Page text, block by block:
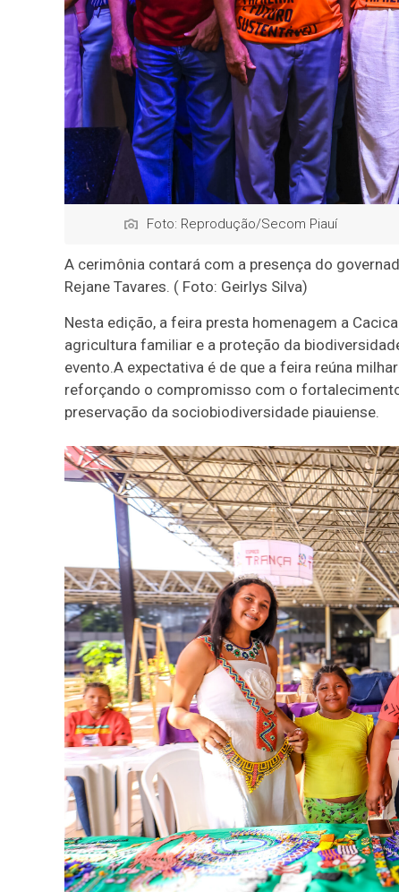
Foto: Reprodução/Secom Piauí
A cerimônia contará com a presença do
Rejane Tavares. ( Foto: Geirlys Silva)
Nesta edição, a feira presta homenagem a
agricultura familiar e a proteção da
evento.A expectativa é de que a feira reúna
reforçando o compromisso com o
preservação da sociobiodiversidade piauiense.